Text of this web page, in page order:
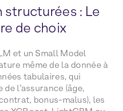
structurées : Le
de choix
et un Small Model
même de la donnée à
tabulaires, qui
l’assurance (âge,
bonus-malus), les